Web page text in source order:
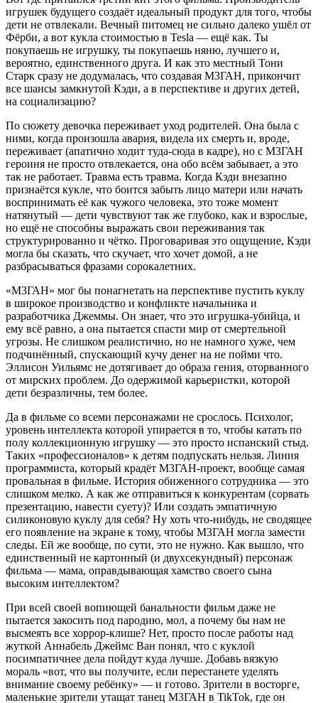
игрушек будущего создаёт идеальный продукт для того, чтобы
дети не отвлекали. Вечный питомец не сильно далеко ушёл от
Фёрби, а вот кукла стоимостью в Tesla — ещё как. Ты
покупаешь не игрушку, ты покупаешь няню, лучшего и,
вероятно, единственного друга. И как это местный Тони
Старк сразу не додумалась, что создавая М3ГАН, прикончит
все шансы замкнутой Кэди, а в перспективе и других детей,
на социализацию?
По сюжету девочка переживает уход родителей. Она была с
ними, когда произошла авария, видела их смерть и, вроде,
переживает (апатично ходит туда-сюда в кадре), но с М3ГАН
героиня не просто отвлекается, она обо всём забывает, а это
так не работает. Травма есть травма. Когда Кэди внезапно
признаётся кукле, что боится забыть лицо матери или начать
воспринимать её как чужого человека, это тоже момент
натянутый — дети чувствуют так же глубоко, как и взрослые,
но ещё не способны выражать свои переживания так
структурированно и чётко. Проговаривая это ощущение, Кэди
могла бы сказать, что скучает, что хочет домой, а не
разбрасываться фразами сорокалетних.
«М3ГАН» мог бы понагнетать на перспективе пустить куклу
в широкое производство и конфликте начальника и
разработчика Джеммы. Он знает, что это игрушка-убийца, и
ему всё равно, а она пытается спасти мир от смертельной
угрозы. Не слишком реалистично, но не намного хуже, чем
подчинённый, спускающий кучу денег на не пойми что.
Эллисон Уильямс не дотягивает до образа гения, оторванного
от мирских проблем. До одержимой карьеристки, которой
дети безразличны, тем более.
Да в фильме со всеми персонажами не срослось. Психолог,
уровень интеллекта которой упирается в то, чтобы катать по
полу коллекционную игрушку — это просто испанский стыд.
Таких «профессионалов» к детям подпускать нельзя. Линия
программиста, который крадёт М3ГАН-проект, вообще самая
провальная в фильме. История обиженного сотрудника — это
слишком мелко. А как же отправиться к конкурентам (сорвать
презентацию, навести суету)? Или создать эмпатичную
силиконовую куклу для себя? Ну хоть что-нибудь, не сводящее
его появление на экране к тому, чтобы М3ГАН могла замести
следы. Ей же вообще, по сути, это не нужно. Как вышло, что
единственный не картонный (и двухсекундный) персонаж
фильма — мама, оправдывающая хамство своего сына
высоким интеллектом?
При всей своей вопиющей банальности фильм даже не
пытается закосить под пародию, мол, а почему бы нам не
высмеять все хоррор-клише? Нет, просто после работы над
жуткой Аннабель Джеймс Ван понял, что с куклой
посимпатичнее дела пойдут куда лучше. Добавь вязкую
мораль «вот, что вы получите, если перестанете уделять
внимание своему ребёнку» — и готово. Зрители в восторге,
маленькие зрители утащат танец М3ГАН в TikTok, где он